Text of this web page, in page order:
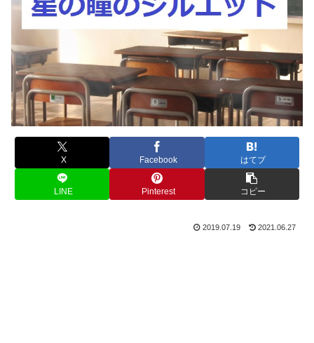
X Facebook はてブ
LINE Pinterest コピー
2019.07.19 2021.06.27